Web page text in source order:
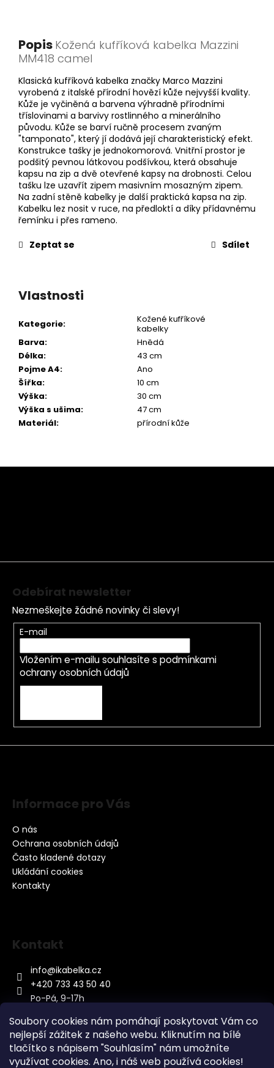
Soubory cookies nám pomáhají poskytovat Vám co
nejlepší zážitek z našeho webu. Kliknutím na bílé
tlačítko s nápisem "Souhlasím" nám umožníte
využívat cookies. Ano, i náš web používá cookies!
Popis Kožená kufříková kabelka Mazzini
MM418 camel
Klasická kufříková kabelka značky Marco Mazzini
vyrobená z italské přírodní hovězí kůže nejvyšší kvality.
Kůže je vyčiněná a barvena výhradně přírodními
tříslovinami a barvivy rostlinného a minerálního
původu. Kůže se barví ručně procesem zvaným
"tamponato", který jí dodává její charakteristický efekt.
Konstrukce tašky je jednokomorová. Vnitřní prostor je
podšitý pevnou látkovou podšívkou, která obsahuje
kapsu na zip a dvě otevřené kapsy na drobnosti. Celou
tašku lze uzavřít zipem masivním mosazným zipem.
Na zadní stěně kabelky je další praktická kapsa na zip.
Kabelku lez nosit v ruce, na předloktí a díky přídavnému
řemínku i přes rameno.
Zeptat se
Sdílet
Vlastnosti
Kategorie:
Kožené kufříkové
kabelky
Barva:
Hnědá
Délka:
43 cm
Pojme A4:
Ano
Šířka:
10 cm
Výška:
30 cm
Výška s ušima:
47 cm
Materiál: přírodní kůže
Z
Odebírat newsletter
Nezmeškejte žádné novinky či slevy!
E-mail
Vložením e-mailu souhlasíte s podmínkami
ochrany osobních údajů
Informace pro Vás
O nás
Ochrana osobních údajů
Často kladené dotazy
Ukládání cookies
Kontakty
Kontakt
info@ikabelka.cz
+420 733 43 50 40
Po-Pá, 9-17h